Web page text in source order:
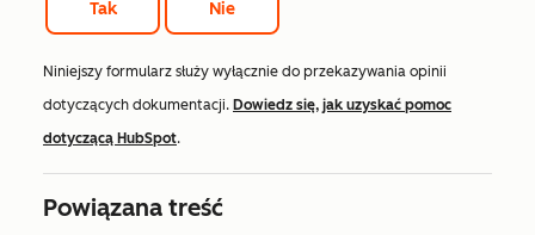
Tak Nie
Niniejszy formularz służy wyłącznie do przekazywania opinii
dotyczących dokumentacji. Dowiedz się, jak uzyskać pomoc
dotyczącą HubSpot.
Powiązana treść